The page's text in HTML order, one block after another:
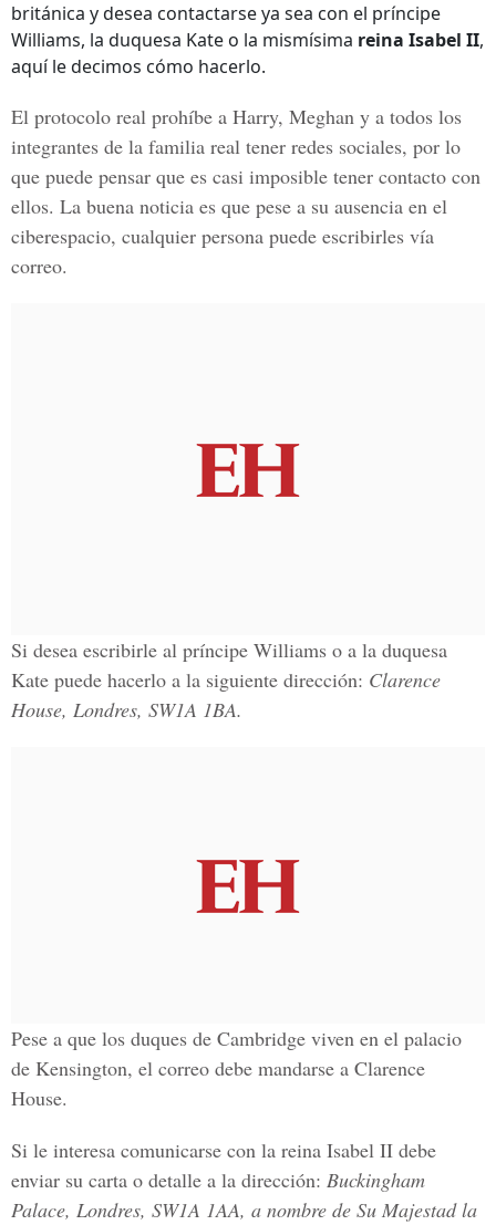
británica y desea contactarse ya sea con el príncipe
Williams, la duquesa Kate o la mismísima reina Isabel II,
aquí le decimos cómo hacerlo.
El protocolo real prohíbe a Harry, Meghan y a todos los
integrantes de la familia real tener redes sociales, por lo
que puede pensar que es casi imposible tener contacto con
ellos. La buena noticia es que pese a su ausencia en el
ciberespacio, cualquier persona puede escribirles vía
correo.
Si desea escribirle al príncipe Williams o a la duquesa
Kate puede hacerlo a la siguiente dirección: Clarence
House, Londres, SW1A 1BA.
Pese a que los duques de Cambridge viven en el palacio
de Kensington, el correo debe mandarse a Clarence
House.
Si le interesa comunicarse con la reina Isabel II debe
enviar su carta o detalle a la dirección: Buckingham
Palace, Londres, SW1A 1AA, a nombre de Su Majestad la